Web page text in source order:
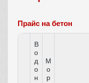
Прайс на бетон
В
о
д
о
н
М
о
р